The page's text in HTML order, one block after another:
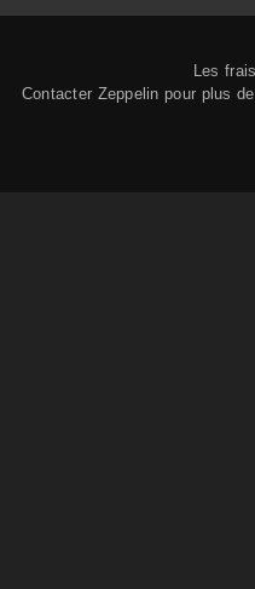
Les
Contacter Zeppelin pour plus